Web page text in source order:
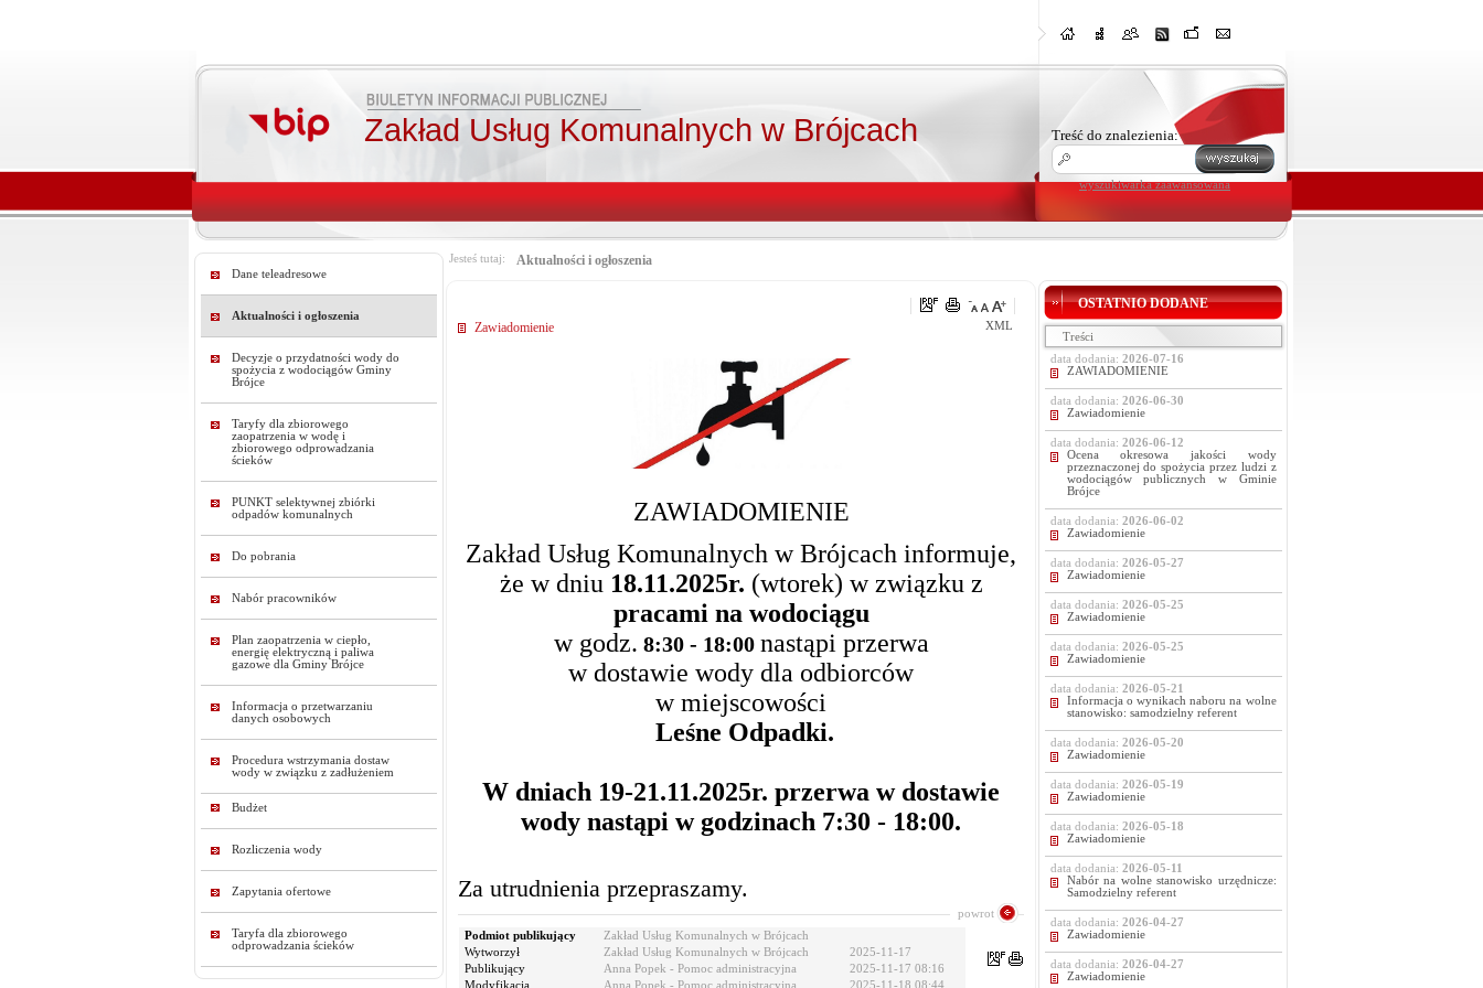
Zakład Usług Komunalnych w Brójcach Treść do znalezienia:
wyszukiwarka zaawansowana
Dane teleadresowe
Aktualności i ogłoszenia
Decyzje o przydatności wody do
spożycia z wodociągów Gminy
Brójce
Taryfy dla zbiorowego
zaopatrzenia w wodę i
zbiorowego odprowadzania
ścieków
PUNKT selektywnej zbiórki
odpadów komunalnych
Do pobrania
Nabór pracowników
Plan zaopatrzenia w ciepło,
energię elektryczną i paliwa
gazowe dla Gminy Brójce
Informacja o przetwarzaniu
danych osobowych
Procedura wstrzymania dostaw
wody w związku z zadłużeniem
Budżet
Rozliczenia wody
Zapytania ofertowe
Taryfa dla zbiorowego
odprowadzania ścieków
Jesteś tutaj: Aktualności i ogłoszenia
XML
Zawiadomienie
ZAWIADOMIENIE
Zakład Usług Komunalnych w Brójcach informuje,
że w dniu 18.11.2025r. (wtorek) w związku z
pracami na wodociągu
w godz. 8:30 - 18:00 nastąpi przerwa
w dostawie wody dla odbiorców
w miejscowości
Leśne Odpadki.
W dniach 19-21.11.2025r. przerwa w dostawie
wody nastąpi w godzinach 7:30 - 18:00.
Za utrudnienia przepraszamy.
powrot
Podmiot publikujący
Zakład Usług Komunalnych w Brójcach
Wytworzył
Zakład Usług Komunalnych w Brójcach
2025-11-17
Publikujący
Anna Popek - Pomoc administracyjna
2025-11-17 08:16
Modyfikacja
Anna Popek - Pomoc administracyjna 2025-11-18 08:44
OSTATNIO DODANE
Treści
data dodania: 2026-07-16
ZAWIADOMIENIE
data dodania: 2026-06-30
Zawiadomienie
data dodania: 2026-06-12
Ocena okresowa jakości wody
przeznaczonej do spożycia przez ludzi z
wodociągów publicznych w Gminie
Brójce
data dodania: 2026-06-02
Zawiadomienie
data dodania: 2026-05-27
Zawiadomienie
data dodania: 2026-05-25
Zawiadomienie
data dodania: 2026-05-25
Zawiadomienie
data dodania: 2026-05-21
Informacja o wynikach naboru na wolne
stanowisko: samodzielny referent
data dodania: 2026-05-20
Zawiadomienie
data dodania: 2026-05-19
Zawiadomienie
data dodania: 2026-05-18
Zawiadomienie
data dodania: 2026-05-11
Nabór na wolne stanowisko urzędnicze:
Samodzielny referent
data dodania: 2026-04-27
Zawiadomienie
data dodania: 2026-04-27
Zawiadomienie